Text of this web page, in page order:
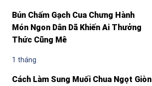
Bún Chấm Gạch Cua Chưng Hành
Món Ngon Dân Dã Khiến Ai Thưởng
Thức Cũng Mê
1 tháng
Cách Làm Sung Muối Chua Ngọt Giòn